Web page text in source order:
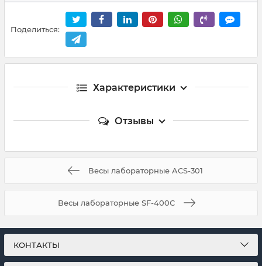
Поделиться:
Характеристики
Отзывы
Весы лабораторные ACS-301
Весы лабораторные SF-400C
КОНТАКТЫ